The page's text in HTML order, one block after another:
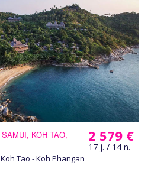
2 579 €
17 j. / 14 n.
KOH TAO,
Tao - Koh Phangan